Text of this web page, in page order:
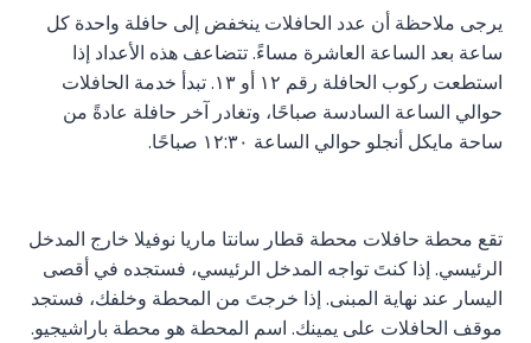
يرجى ملاحظة أن عدد الحافلات ينخفض إلى حافلة واحدة كل
ساعة بعد الساعة العاشرة مساءً. تتضاعف هذه الأعداد إذا
استطعت ركوب الحافلة رقم ١٢ أو ١٣. تبدأ خدمة الحافلات
حوالي الساعة السادسة صباحًا، وتغادر آخر حافلة عادةً من
ساحة مايكل أنجلو حوالي الساعة ١٢:٣٠ صباحًا.
تقع محطة حافلات محطة قطار سانتا ماريا نوفيلا خارج المدخل
الرئيسي. إذا كنتَ تواجه المدخل الرئيسي، فستجده في أقصى
اليسار عند نهاية المبنى. إذا خرجتَ من المحطة وخلفك، فستجد
موقف الحافلات على يمينك. اسم المحطة هو محطة باراشيجيو.